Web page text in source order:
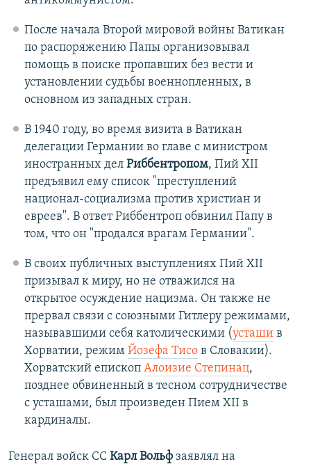
После начала Второй мировой войны Ватикан
по распоряжению Папы организовывал
помощь в поиске пропавших без вести и
установлении судьбы военнопленных, в
основном из западных стран.
В 1940 году, во время визита в Ватикан
делегации Германии во главе с министром
иностранных дел Риббентропом, Пий XII
предъявил ему список "преступлений
национал-социализма против христиан и
евреев". В ответ Риббентроп обвинил Папу в
том, что он "продался врагам Германии".
В своих публичных выступлениях Пий XII
призывал к миру, но не отважился на
открытое осуждение нацизма. Он также не
прервал связи с союзными Гитлеру режимами,
называвшими себя католическими (усташив
Хорватии, режим Йозефа Тисов Словакии).
Хорватский епископ Алоизие Степинац,
позднее обвиненный в тесном сотрудничестве
с усташами, был произведен Пием XII в
кардиналы.
Генерал войск СС Карл Вольф заявлял на